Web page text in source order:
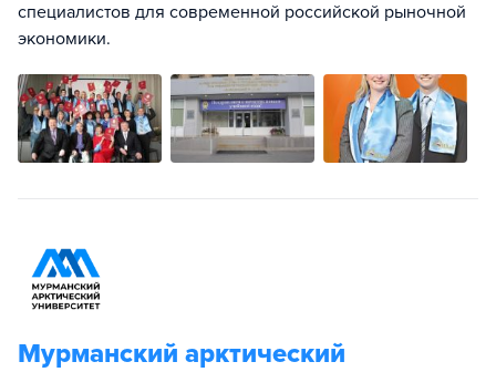
специалистов для современной российской рыночной
экономики.
Мурманский арктический